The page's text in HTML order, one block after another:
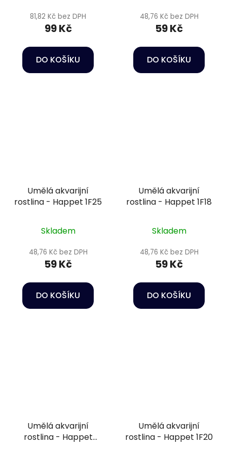
81,82 Kč bez DPH
99 Kč
DO KOŠÍKU
48,76 Kč bez DPH
59 Kč
DO KOŠÍKU
Umělá akvarijní
rostlina - Happet 1F25
Skladem
48,76 Kč bez DPH
59 Kč
DO KOŠÍKU
Umělá akvarijní
rostlina - Happet 1F18
Skladem
48,76 Kč bez DPH
59 Kč
DO KOŠÍKU
Umělá akvarijní
rostlina - Happet
Umělá akvarijní
rostlina - Happet 1F20